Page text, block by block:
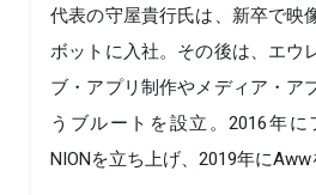
代表の守屋貴行氏は、新卒で映
ボットに入社。その後は、エウ
ブ・アプリ制作やメディア・ア
うブルートを設立。2016年
NIONを立ち上げ、2019年にAww